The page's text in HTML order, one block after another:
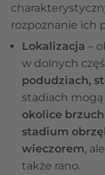
rozpoznanie ich
Lokalizacja –
w dolnych
podudziach,
stadiach
okolice
stadium
wieczorem,
także rano.